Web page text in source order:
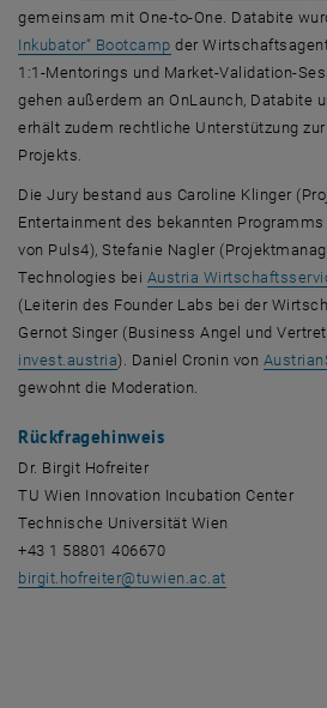
gemeinsam mitOne-to-One Databite
Inkubator“ Bootcamp, öffnet eine externe
der
1:1-Mentorings und Market-Validation-
gehen außerdem anOnLaunch, Databite
erhält zudem rechtliche Unterstützung
Projekts.
Die Jury bestand aus Caroline Klinger (
Entertainment des bekannten
von Puls4), Stefanie Nagler
Technologies bei Austria
(Leiterin des Founder Labs bei der
Gernot Singer (Business Angel und
invest.austria, öffnet eine externe URL in
). Daniel Cronin von
gewohnt die Moderation.
Rückfragehinweis
Dr. Birgit Hofreiter
TU Wien Innovation Incubation Center
Technische Universität Wien
+43 1 58801 406670
birgit.hofreiter@tuwien.ac.at, öffnet eine